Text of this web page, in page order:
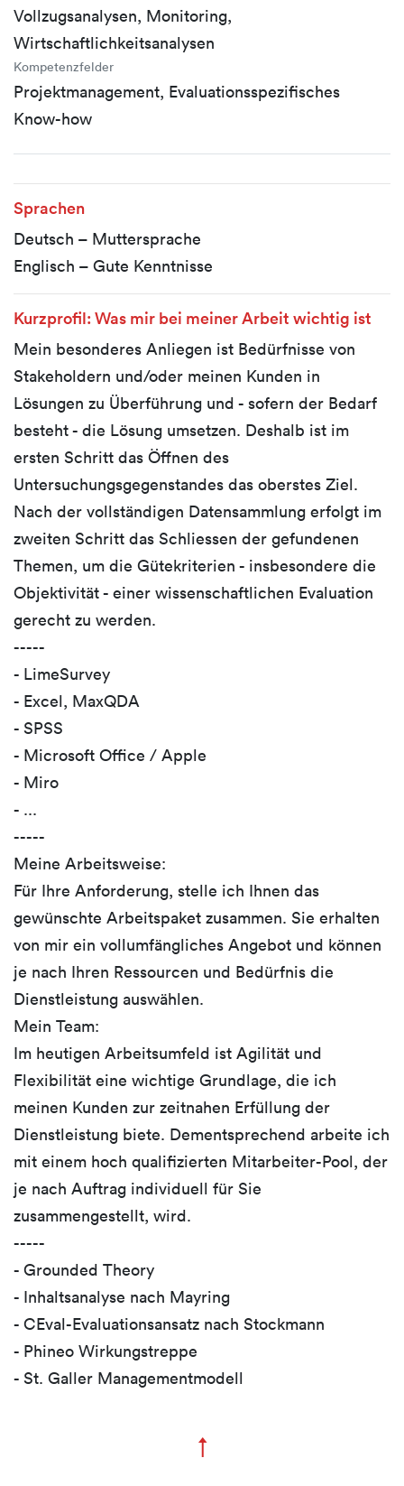
Vollzugsanalysen, Monitoring,
Wirtschaftlichkeitsanalysen
Kompetenzfelder
Projektmanagement, Evaluationsspezifisches
Know-how
Sprachen
Deutsch – Muttersprache
Englisch – Gute Kenntnisse
Kurzprofil: Was mir bei meiner Arbeit wichtig ist
Mein besonderes Anliegen ist Bedürfnisse von
Stakeholdern und/oder meinen Kunden in
Lösungen zu Überführung und - sofern der Bedarf
besteht - die Lösung umsetzen. Deshalb ist im
ersten Schritt das Öffnen des
Untersuchungsgegenstandes das oberstes Ziel.
Nach der vollständigen Datensammlung erfolgt im
zweiten Schritt das Schliessen der gefundenen
Themen, um die Gütekriterien - insbesondere die
Objektivität - einer wissenschaftlichen Evaluation
gerecht zu werden.
-----
- LimeSurvey
- Excel, MaxQDA
- SPSS
- Microsoft Office / Apple
- Miro
- ...
-----
Meine Arbeitsweise:
Für Ihre Anforderung, stelle ich Ihnen das
gewünschte Arbeitspaket zusammen. Sie erhalten
von mir ein vollumfängliches Angebot und können
je nach Ihren Ressourcen und Bedürfnis die
Dienstleistung auswählen.
Mein Team:
Im heutigen Arbeitsumfeld ist Agilität und
Flexibilität eine wichtige Grundlage, die ich
meinen Kunden zur zeitnahen Erfüllung der
Dienstleistung biete. Dementsprechend arbeite ich
mit einem hoch qualifizierten Mitarbeiter-Pool, der
je nach Auftrag individuell für Sie
zusammengestellt, wird.
-----
- Grounded Theory
- Inhaltsanalyse nach Mayring
- CEval-Evaluationsansatz nach Stockmann
- Phineo Wirkungstreppe
- St. Galler Managementmodell
↑Zum Seitenanfang